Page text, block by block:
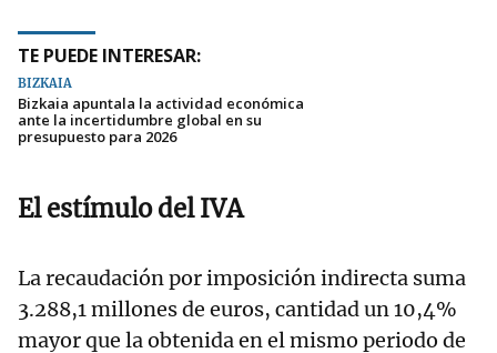
TE PUEDE INTERESAR:
BIZKAIA
Bizkaia apuntala la actividad económica
ante la incertidumbre global en su
presupuesto para 2026
El estímulo del IVA
La recaudación por imposición indirecta suma
3.288,1 millones de euros, cantidad un 10,4%
mayor que la obtenida en el mismo periodo de